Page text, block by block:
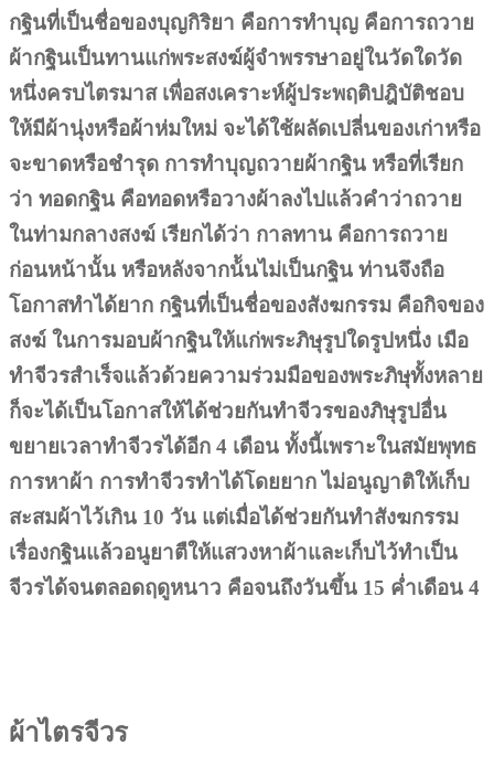
กฐินที่เป็นชื่อของบุญกิริยา คือการทำบุญ คือการถวาย
ผ้ากฐินเป็นทานแก่พระสงฆ์ผู้จำพรรษาอยู่ในวัดใดวัด
หนึ่งครบไตรมาส เพื่อสงเคราะห์ผู้ประพฤติปฎิบัติชอบ
ให้มีผ้านุ่งหรือผ้าห่มใหม่ จะได้ใช้ผลัดเปลี่นของเก่าหรือ
จะขาดหรือชำรุด การทำบุญถวายผ้ากฐิน หรือที่เรียก
ว่า ทอดกฐิน คือทอดหรือวางผ้าลงไปแล้วคำว่าถวาย
ในท่ามกลางสงฆ์ เรียกได้ว่า กาลทาน คือการถวาย
ก่อนหน้านั้น หรือหลังจากน้ันไม่เป็นกฐิน ท่านจึงถือ
โอกาสทำได้ยาก กฐินที่เป็นชื่อของสังฆกรรม คือกิจของ
สงฆ์ ในการมอบผ้ากฐินให้แก่พระภิษุรูปใดรูปหนึ่ง เมือ
ทำจีวรสำเร็จแล้วด้วยความร่วมมือของพระภิษุทั้งหลาย
ก็จะได้เป็นโอกาสให้ได้ช่วยกันทำจีวรของภิษุรูปอื่น
ขยายเวลาทำจีวรได้อีก 4 เดือน ทั้งนี้เพราะในสมัยพุทธ
การหาผ้า การทำจีวรทำได้โดยยาก ไม่อนูญาติให้เก็บ
สะสมผ้าไว้เกิน 10 วัน แต่เมื่อได้ช่วยกันทำสังฆกรรม
เรื่องกฐินแล้วอนูยาตืให้แสวงหาผ้าและเก็บไว้ทำเป็น
จีวรได้จนตลอดฤดูหนาว คือจนถึงวันขึ้น 15 ค่ำเดือน 4
ผ้าไตรจีวร